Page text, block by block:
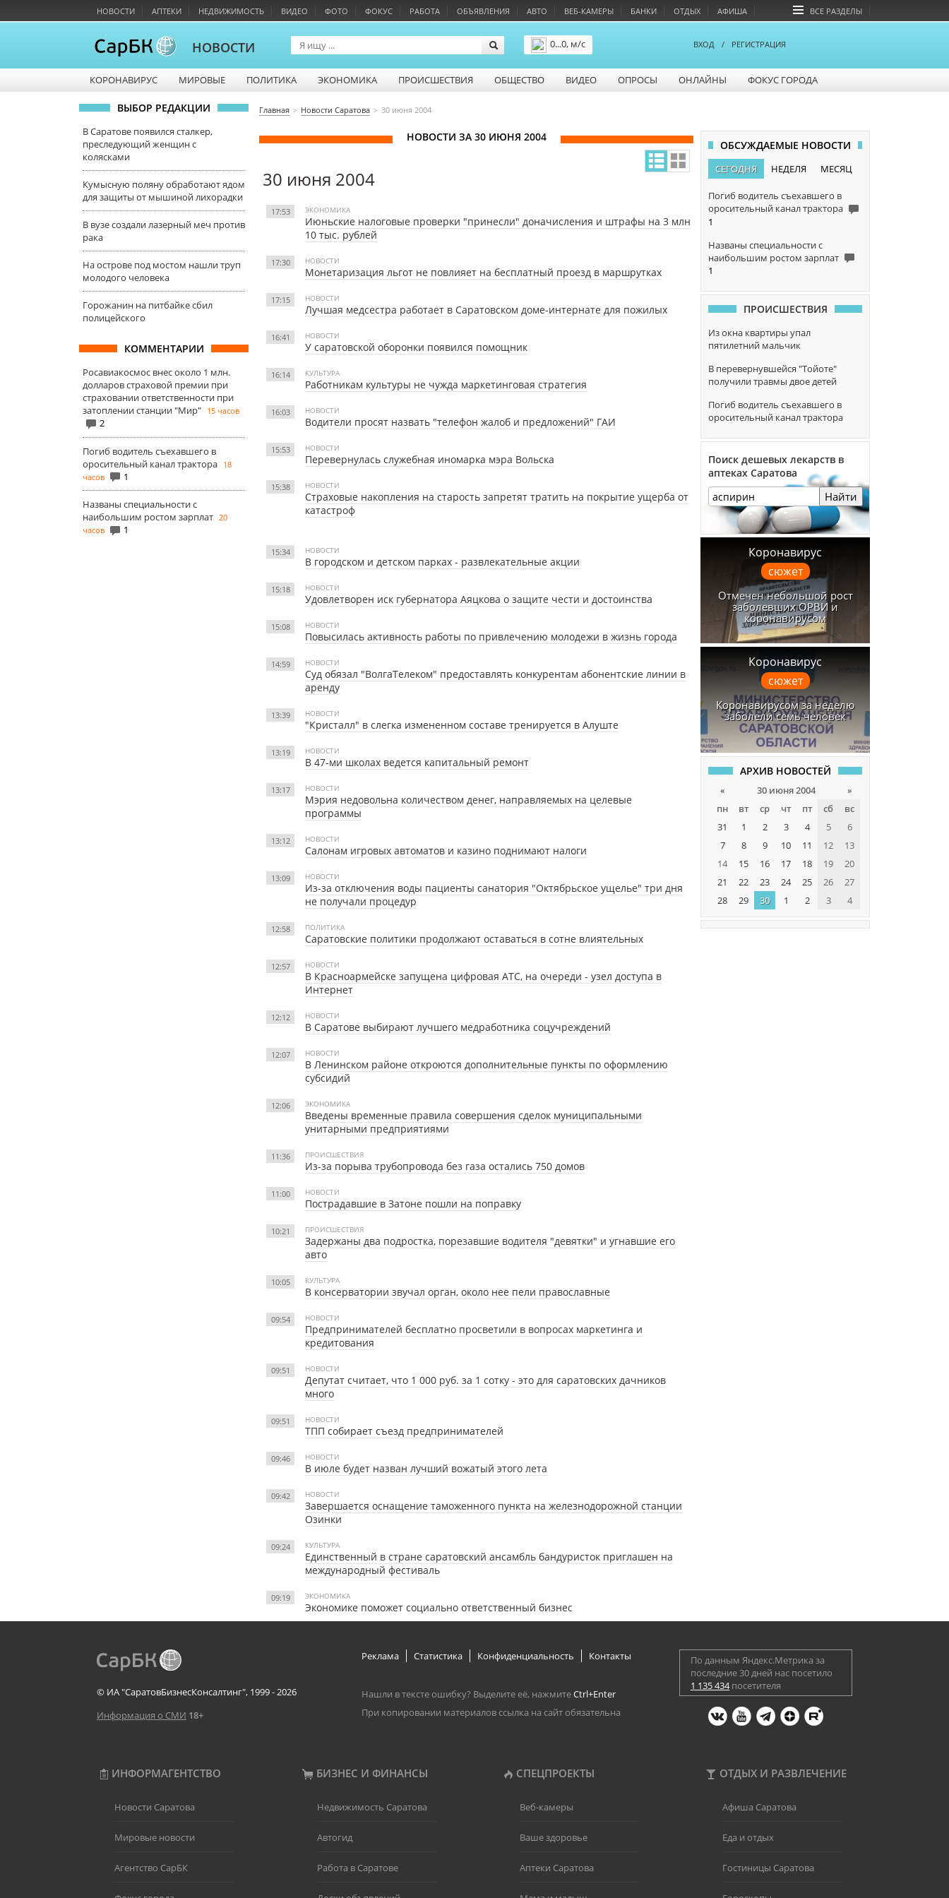
НОВОСТИ АПТЕКИ НЕДВИЖИМОСТЬ ВИДЕО ФОТО ФОКУС РАБОТА ОБЪЯВЛЕНИЯ АВТО ВЕБ-КАМЕРЫ БАНКИ ОТДЫХ АФИША ВСЕ РАЗДЕЛЫ
НОВОСТИ
0...0, м/с
ВХОД / РЕГИСТРАЦИЯ
КОРОНАВИРУС МИРОВЫЕ ПОЛИТИКА ЭКОНОМИКА ПРОИСШЕСТВИЯ ОБЩЕСТВО ВИДЕО ОПРОСЫ ОНЛАЙНЫ ФОКУС ГОРОДА
ВЫБОР РЕДАКЦИИ
В Саратове появился сталкер,
преследующий женщин с
колясками
Кумысную поляну обработают ядом
для защиты от мышиной лихорадки
В вузе создали лазерный меч против
рака
На острове под мостом нашли труп
молодого человека
Горожанин на питбайке сбил
полицейского
КОММЕНТАРИИ
Росавиакосмос внес около 1 млн.
долларов страховой премии при
страховании ответственности при
затоплении станции "Мир" 15 часов
2
Погиб водитель съехавшего в
оросительный канал трактора 18
часов
1
Названы специальности с
наибольшим ростом зарплат 20
часов
1
Главная Новости Саратова 30 июня 2004
НОВОСТИ ЗА 30 ИЮНЯ 2004
30 июня 2004
17:53 ЭКОНОМИКА
Июньские налоговые проверки "принесли" доначисления и штрафы на 3 млн
10 тыс. рублей
17:30 НОВОСТИ
Монетаризация льгот не повлияет на бесплатный проезд в маршрутках
17:15 НОВОСТИ
Лучшая медсестра работает в Саратовском доме-интернате для пожилых
16:41 НОВОСТИ
У саратовской оборонки появился помощник
16:14 КУЛЬТУРА
Работникам культуры не чужда маркетинговая стратегия
16:03 НОВОСТИ
Водители просят назвать "телефон жалоб и предложений" ГАИ
15:53 НОВОСТИ
Перевернулась служебная иномарка мэра Вольска
15:38 НОВОСТИ
Страховые накопления на старость запретят тратить на покрытие ущерба от
катастроф
15:34 НОВОСТИ
В городском и детском парках - развлекательные акции
15:18 НОВОСТИ
Удовлетворен иск губернатора Аяцкова о защите чести и достоинства
15:08 НОВОСТИ
Повысилась активность работы по привлечению молодежи в жизнь города
14:59 НОВОСТИ
Суд обязал "ВолгаТелеком" предоставлять конкурентам абонентские линии в
аренду
13:39 НОВОСТИ
"Кристалл" в слегка измененном составе тренируется в Алуште
13:19 НОВОСТИ
В 47-ми школах ведется капитальный ремонт
13:17 НОВОСТИ
Мэрия недовольна количеством денег, направляемых на целевые
программы
13:12 НОВОСТИ
Салонам игровых автоматов и казино поднимают налоги
13:09 НОВОСТИ
Из-за отключения воды пациенты санатория "Октябрьское ущелье" три дня
не получали процедур
12:58 ПОЛИТИКА
Саратовские политики продолжают оставаться в сотне влиятельных
12:57 НОВОСТИ
В Красноармейске запущена цифровая АТС, на очереди - узел доступа в
Интернет
12:12 НОВОСТИ
В Саратове выбирают лучшего медработника соцучреждений
12:07 НОВОСТИ
В Ленинском районе откроются дополнительные пункты по оформлению
субсидий
12:06 ЭКОНОМИКА
Введены временные правила совершения сделок муниципальными
унитарными предприятиями
11:36 ПРОИСШЕСТВИЯ
Из-за порыва трубопровода без газа остались 750 домов
11:00 НОВОСТИ
Пострадавшие в Затоне пошли на поправку
10:21 ПРОИСШЕСТВИЯ
Задержаны два подростка, порезавшие водителя "девятки" и угнавшие его
авто
10:05 КУЛЬТУРА
В консерватории звучал орган, около нее пели православные
09:54 НОВОСТИ
Предпринимателей бесплатно просветили в вопросах маркетинга и
кредитования
09:51 НОВОСТИ
Депутат считает, что 1 000 руб. за 1 сотку - это для саратовских дачников
много
09:51 НОВОСТИ
ТПП собирает съезд предпринимателей
09:46 НОВОСТИ
В июле будет назван лучший вожатый этого лета
09:42 НОВОСТИ
Завершается оснащение таможенного пункта на железнодорожной станции
Озинки
09:24 КУЛЬТУРА
Единственный в стране саратовский ансамбль бандуристок приглашен на
международный фестиваль
09:19 ЭКОНОМИКА
Экономике поможет социально ответственный бизнес
ОБСУЖДАЕМЫЕ НОВОСТИ
СЕГОДНЯ НЕДЕЛЯ МЕСЯЦ
Погиб водитель съехавшего в
оросительный канал трактора
1
Названы специальности с
наибольшим ростом зарплат
1
ПРОИСШЕСТВИЯ
Из окна квартиры упал
пятилетний мальчик
В перевернувшейся "Тойоте"
получили травмы двое детей
Погиб водитель съехавшего в
оросительный канал трактора
Поиск дешевых лекарств в
аптеках Саратова
Найти
Коронавирус
сюжет
Отмечен небольшой рост
заболевших ОРВИ и
коронавирусом
Коронавирус
сюжет
Коронавирусом за неделю
заболели семь человек
АРХИВ НОВОСТЕЙ
« 30 июня 2004
»
пн
вт ср чт пт сб
вс
31
1 2 3 4 5
6
7
8 9 10 11 12
13
14
15 16 17 18 19
20
21
22 23 24 25 26
27
28
29 30 1 2 3 4
© ИА "СаратовБизнесКонсалтинг", 1999 - 2026
Информация о СМИ 18+
Реклама Статистика Конфиденциальность Контакты
Нашли в тексте ошибку? Выделите её, нажмитеCtrl+Enter
При копировании материалов ссылка на сайт обязательна
По данным Яндекс.Метрика за
последние 30 дней нас посетило
1 135 434посетителя
ИНФОРМАГЕНТСТВО БИЗНЕС И ФИНАНСЫ СПЕЦПРОЕКТЫ ОТДЫХ И РАЗВЛЕЧЕНИЕ
Новости Саратова
Мировые новости
Агентство СарБК
Недвижимость Саратова
Автогид
Работа в Саратове
Веб-камеры
Ваше здоровье
Аптеки Саратова
Афиша Саратова
Еда и отдых
Гостиницы Саратова